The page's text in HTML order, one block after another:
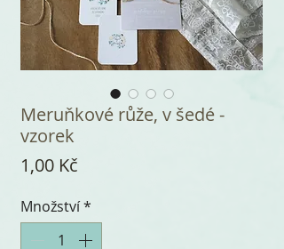
Meruňkové růže, v šedé -
vzorek
1,00 Kč
Množství*